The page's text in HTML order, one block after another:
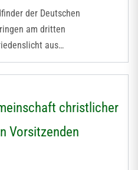
der Deutschen
am dritten
aus…
christlicher
Vorsitzenden